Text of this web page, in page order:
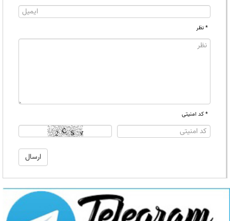
* نظر
* کد امنیتی